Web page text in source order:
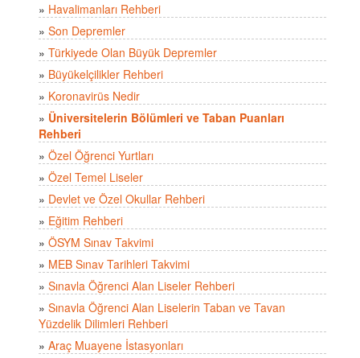
» Havalimanları Rehberi
» Son Depremler
» Türkiyede Olan Büyük Depremler
» Büyükelçilikler Rehberi
» Koronavirüs Nedir
» Üniversitelerin Bölümleri ve Taban Puanları
Rehberi
» Özel Öğrenci Yurtları
» Özel Temel Liseler
» Devlet ve Özel Okullar Rehberi
» Eğitim Rehberi
» ÖSYM Sınav Takvimi
» MEB Sınav Tarihleri Takvimi
» Sınavla Öğrenci Alan Liseler Rehberi
» Sınavla Öğrenci Alan Liselerin Taban ve Tavan
Yüzdelik Dilimleri Rehberi
» Araç Muayene İstasyonları